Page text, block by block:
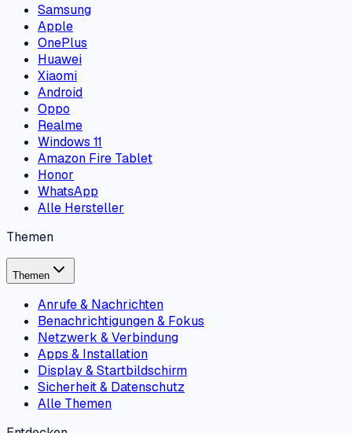
Samsung
Apple
OnePlus
Huawei
Xiaomi
Android
Oppo
Realme
Windows 11
Amazon Fire Tablet
Honor
WhatsApp
Alle Hersteller
Themen
Themen
Anrufe & Nachrichten
Benachrichtigungen & Fokus
Netzwerk & Verbindung
Apps & Installation
Display & Startbildschirm
Sicherheit & Datenschutz
Alle Themen